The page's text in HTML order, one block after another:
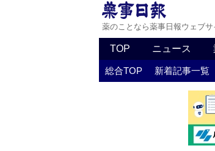
薬のことなら薬事日報ウェブサ
TOP ニュース
総合TOP 新着記事一覧